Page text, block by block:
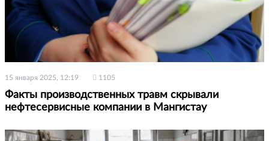
15 января 2025, 12:19 1105
Факты производственных травм скрывали
нефтесервисные компании в Мангистау